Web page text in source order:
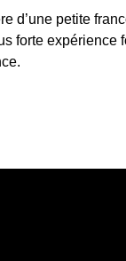
d’une petite
forte
2021 : La
Pérou –